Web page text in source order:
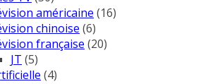
américaine (16)
chinoise (6)
française (20)
JT (5)
(4)